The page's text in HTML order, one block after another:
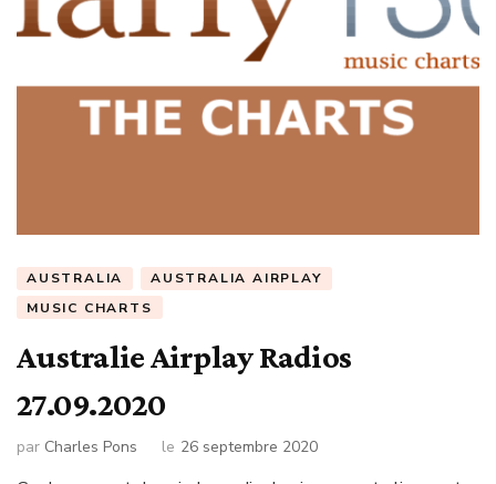
AUSTRALIA
AUSTRALIA AIRPLAY
MUSIC CHARTS
Australie Airplay Radios
27.09.2020
par Charles Pons le 26 septembre 2020